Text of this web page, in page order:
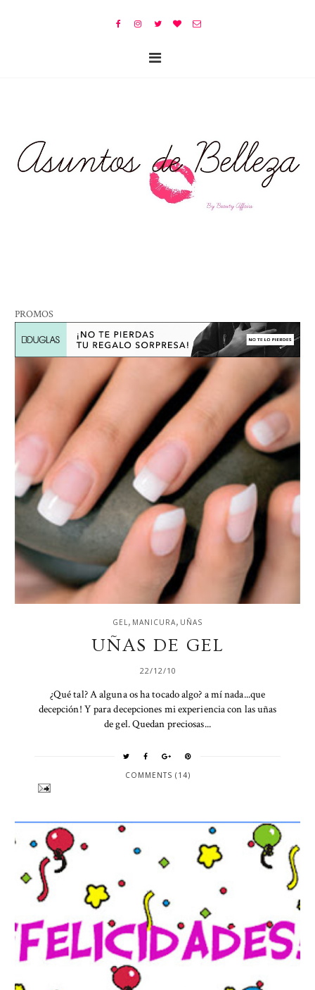
PROMOS
GEL, MANICURA, UÑAS
UÑAS DE GEL
22/12/10
¿Qué tal? A alguna os ha tocado algo? a mí nada...que
decepción! Y para decepciones mi experiencia con las uñas
de gel. Quedan preciosas...
COMMENTS (14)